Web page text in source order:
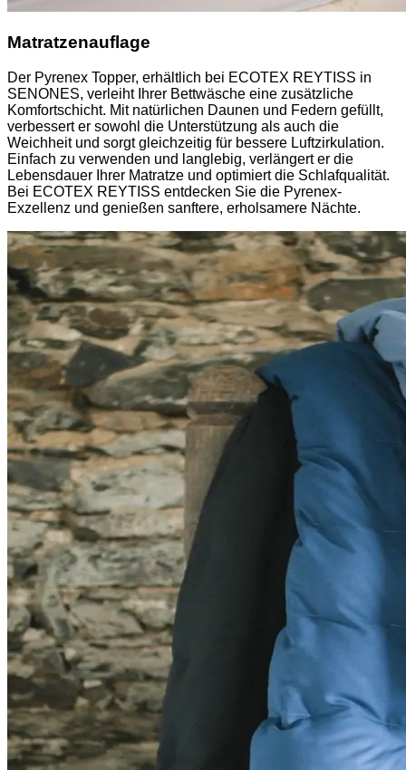
Matratzenauflage
Der Pyrenex Topper, erhältlich bei ECOTEX REYTISS in
SENONES, verleiht Ihrer Bettwäsche eine zusätzliche
Komfortschicht. Mit natürlichen Daunen und Federn gefüllt,
verbessert er sowohl die Unterstützung als auch die
Weichheit und sorgt gleichzeitig für bessere Luftzirkulation.
Einfach zu verwenden und langlebig, verlängert er die
Lebensdauer Ihrer Matratze und optimiert die Schlafqualität.
Bei ECOTEX REYTISS entdecken Sie die Pyrenex-
Exzellenz und genießen sanftere, erholsamere Nächte.